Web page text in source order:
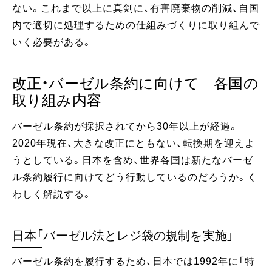
ない。これまで以上に真剣に、有害廃棄物の削減、自国
内で適切に処理するための仕組みづくりに取り組んで
いく必要がある。
改正・バーゼル条約に向けて 各国の
取り組み内容
バーゼル条約が採択されてから30年以上が経過。
2020年現在、大きな改正にともない、転換期を迎えよ
うとしている。日本を含め、世界各国は新たなバーゼ
ル条約履行に向けてどう行動しているのだろうか。く
わしく解説する。
日本「バーゼル法とレジ袋の規制を実施」
バーゼル条約を履行するため、日本では1992年に「特